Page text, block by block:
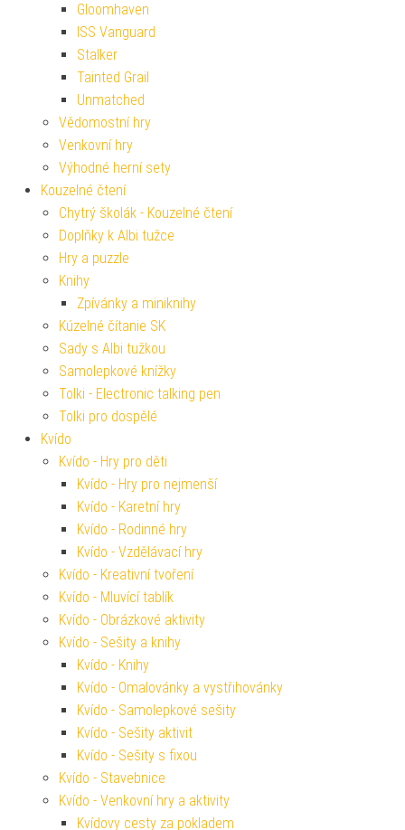
Gloomhaven
ISS Vanguard
Stalker
Tainted Grail
Unmatched
Vědomostní hry
Venkovní hry
Výhodné herní sety
Kouzelné čtení
Chytrý školák - Kouzelné čtení
Doplňky k Albi tužce
Hry a puzzle
Knihy
Zpívánky a miniknihy
Kúzelné čítanie SK
Sady s Albi tužkou
Samolepkové knížky
Tolki - Electronic talking pen
Tolki pro dospělé
Kvído
Kvído - Hry pro děti
Kvído - Hry pro nejmenší
Kvído - Karetní hry
Kvído - Rodinné hry
Kvído - Vzdělávací hry
Kvído - Kreativní tvoření
Kvído - Mluvící tablík
Kvído - Obrázkové aktivity
Kvído - Sešity a knihy
Kvído - Knihy
Kvído - Omalovánky a vystřihovánky
Kvído - Samolepkové sešity
Kvído - Sešity aktivit
Kvído - Sešity s fixou
Kvído - Stavebnice
Kvído - Venkovní hry a aktivity
Kvídovy cesty za pokladem